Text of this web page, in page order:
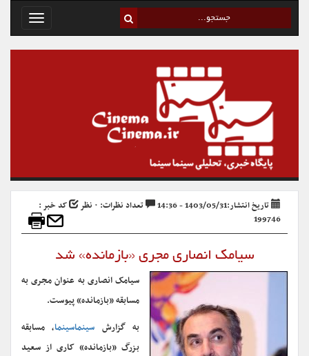
Toggle
تاریخ انتشار:1403/05/31 - 14:36 تعداد نظرات: ۰ نظر
کد خبر :
199746
سیامک انصاری مجری «بازمانده» شد
سیامک انصاری به عنوان مجری به
مسابقه «بازمانده» پیوست.
سینماسینما، مسابقه
بزرگ «بازمانده» کاری از سعید